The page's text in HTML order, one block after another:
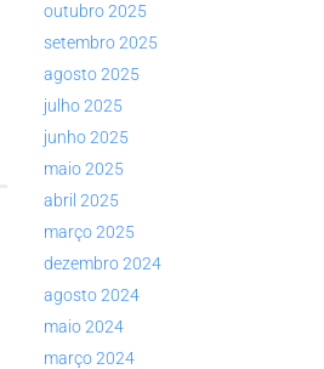
outubro 2025
setembro 2025
agosto 2025
julho 2025
junho 2025
maio 2025
abril 2025
março 2025
dezembro 2024
agosto 2024
maio 2024
março 2024